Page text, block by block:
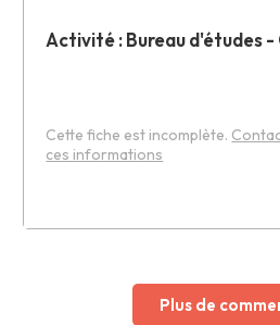
Activité : Bureau d'études
Cette fiche est incomplète.
ces informations
Plus de